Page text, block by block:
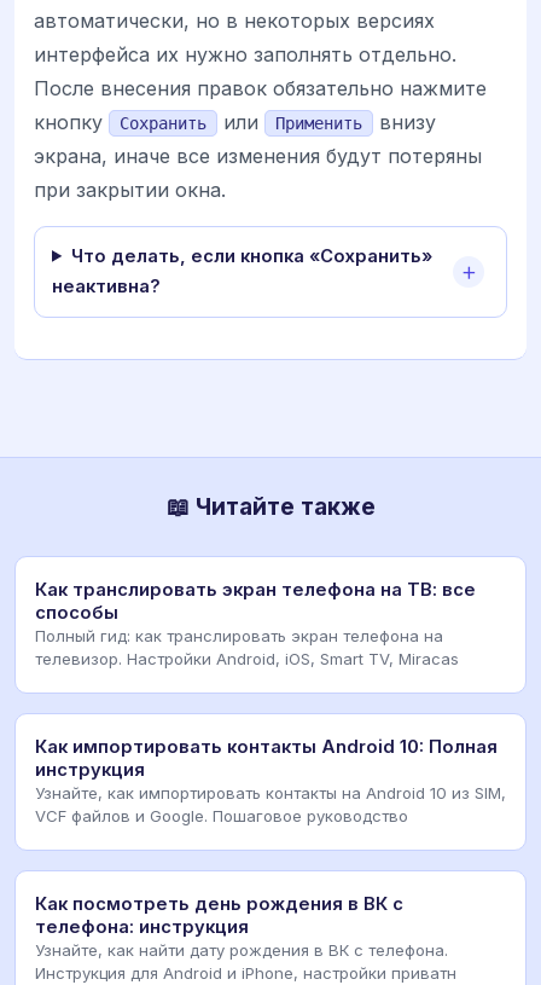
автоматически, но в некоторых версиях
интерфейса их нужно заполнять отдельно.
После внесения правок обязательно нажмите
кнопку
Сохранить или Применить
внизу
экрана, иначе все изменения будут потеряны
при закрытии окна.
Что делать, если кнопка «Сохранить»
неактивна?
📖 Читайте также
Как транслировать экран телефона на ТВ: все
способы
Полный гид: как транслировать экран телефона на
телевизор. Настройки Android, iOS, Smart TV, Miracas
Как импортировать контакты Android 10: Полная
инструкция
Узнайте, как импортировать контакты на Android 10 из SIM,
VCF файлов и Google. Пошаговое руководство
Как посмотреть день рождения в ВК с
телефона: инструкция
Узнайте, как найти дату рождения в ВК с телефона.
Инструкция для Android и iPhone, настройки приватн